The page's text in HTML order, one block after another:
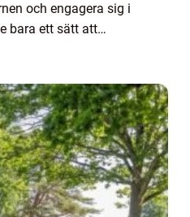
och engagera sig i
bara ett sätt att